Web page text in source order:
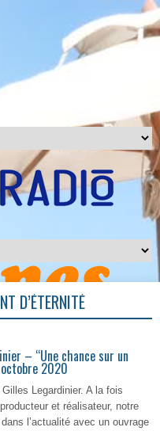
D’ÉTERNITÉ
– “Une chance sur un
2020
Legardinier. A la fois
et réalisateur, notre
l’actualité avec un ouvrage